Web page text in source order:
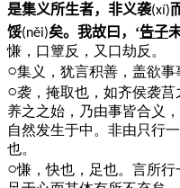
是集义所生者，非义袭(xí)
馁(něi)矣。我故曰，‘告子
慊，口簟反，又口劫反。
○集义，犹言积善，盖欲事
○袭，掩取也，如齐侯袭
养之之始，乃由事皆合义
自然发生于中。非由只行
也。
○慊，快也，足也。言所